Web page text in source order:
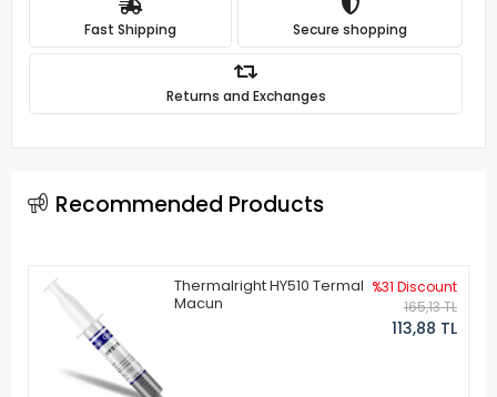
Fast Shipping Secure shopping
Returns and Exchanges
Recommended Products
Thermalright HY510 Termal
Macun
%31 Discount
165,13 TL
113,88 TL